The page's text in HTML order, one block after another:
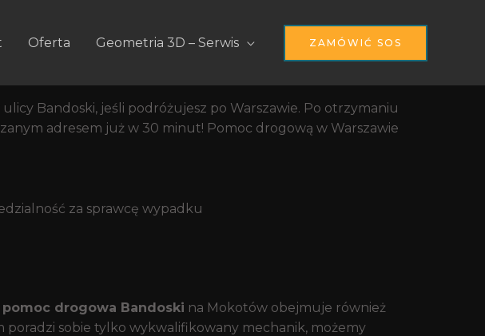
Oferta Geometria 3D – Serwis ZAMÓWIĆ SOS
Na Terenie Warszawy,
Bandoski, jeśli podróżujesz po Warszawie. Po otrzymaniu
adresem już w 30 minut! Pomoc drogową w Warszawie
za sprawcę wypadku
pomoc drogowa Bandoski na Mokotów obejmuje również
poradzi sobie tylko wykwalifikowany mechanik, możemy